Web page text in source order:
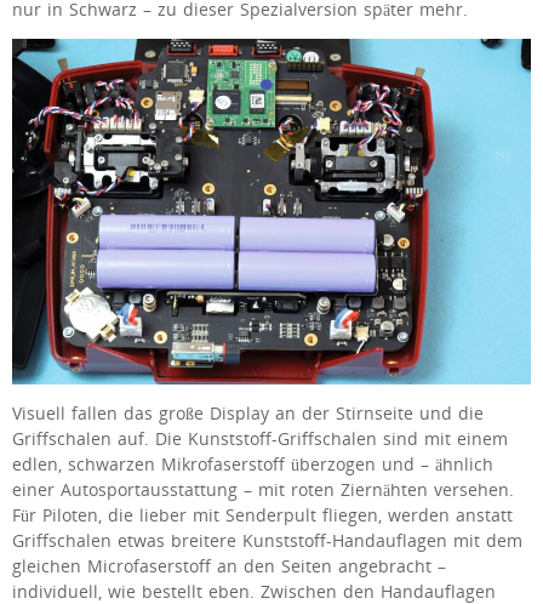
nur in Schwarz – zu dieser Spezialversion später mehr.
Visuell fallen das große Display an der Stirnseite und die
Griffschalen auf. Die Kunststoff-Griffschalen sind mit einem
edlen, schwarzen Mikrofaserstoff überzogen und – ähnlich
einer Autosportausstattung – mit roten Ziernähten versehen.
Für Piloten, die lieber mit Senderpult fliegen, werden anstatt
Griffschalen etwas breitere Kunststoff-Handauflagen mit dem
gleichen Microfaserstoff an den Seiten angebracht –
individuell, wie bestellt eben. Zwischen den Handauflagen